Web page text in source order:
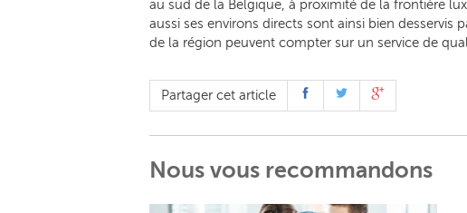
au sud de la Belgique, à proximité de la frontière
aussi ses environs directs sont ainsi bien desservis
de la région peuvent compter sur un service de
Partager cet article
Nous vous recommandons